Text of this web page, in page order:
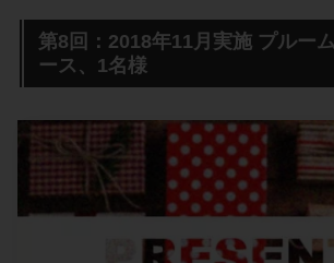
第8回：2018年11月実施 プルー
ース、1名様